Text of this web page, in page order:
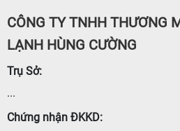
CÔNG TY TNHH THƯƠNG
LẠNH HÙNG CƯỜNG
Trụ Sở:
...
Chứng nhận ĐKKD: